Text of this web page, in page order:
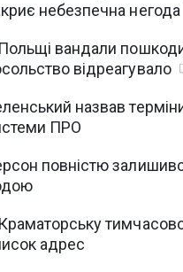
небезпечна негода
вандали
відреагувало
назвав
ПРО
повністю
адрес